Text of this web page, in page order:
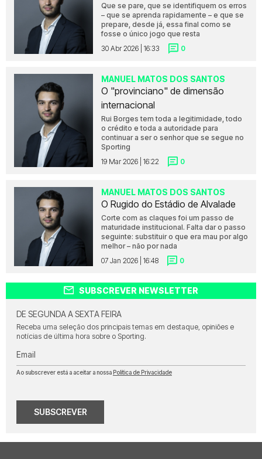
Que se pare, que se identifiquem os erros
– que se aprenda rapidamente – e que se
prepare, desde já, essa final como se
fosse o único jogo que resta
30 Abr 2026 | 16:33
0
MANUEL MATOS DOS SANTOS
O "provinciano" de dimensão
internacional
Rui Borges tem toda a legitimidade, todo
o crédito e toda a autoridade para
continuar a ser o senhor que se segue no
Sporting
19 Mar 2026 | 16:22
0
MANUEL MATOS DOS SANTOS
O Rugido do Estádio de Alvalade
Corte com as claques foi um passo de
maturidade institucional. Falta dar o passo
seguinte: substituir o que era mau por algo
melhor – não por nada
07 Jan 2026 | 16:48
0
SUBSCREVER NEWSLETTER
DE SEGUNDA A SEXTA FEIRA
Receba uma seleção dos principais temas em destaque, opiniões e
notícias de última hora sobre o Sporting.
Email
Ao subscrever está a aceitar a nossa Política de Privacidade
SUBSCREVER